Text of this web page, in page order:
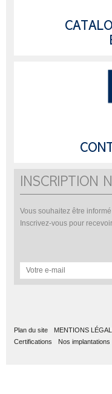
INSCRIPTION
Vous souhaitez être
Inscrivez-vous pour
Plan du site MENTIONS
Certifications
Nos implantations